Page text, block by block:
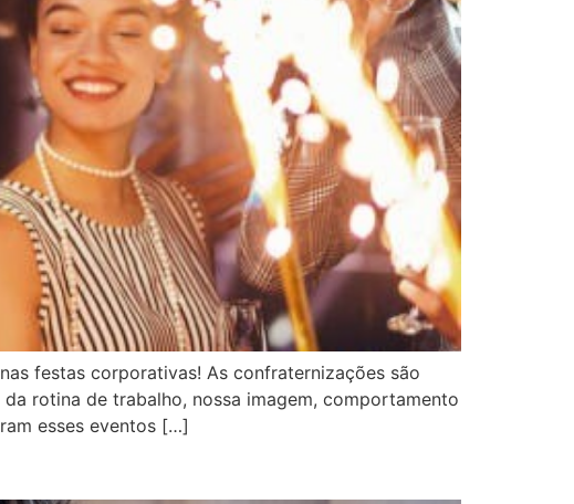
festas corporativas! As confraternizações são
rotina de trabalho, nossa imagem, comportamento
esses eventos […]